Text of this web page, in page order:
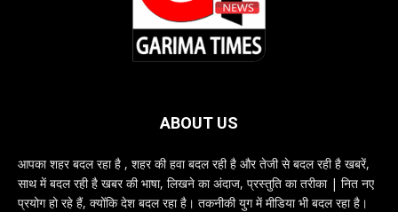
ABOUT US
आपका शहर बदल रहा है , शहर की हवा बदल रही है और तेजी से बदल रही है खबरें,
साथ में बदल रही है खबर की भाषा, लिखने का अंदाज, प्रस्तुति का तरीका | नित नए
प्रयोग हो रहे हैं, क्योंकि देश बदल रहा है। तकनीकी युग में मीडिया भी बदल रहा है।